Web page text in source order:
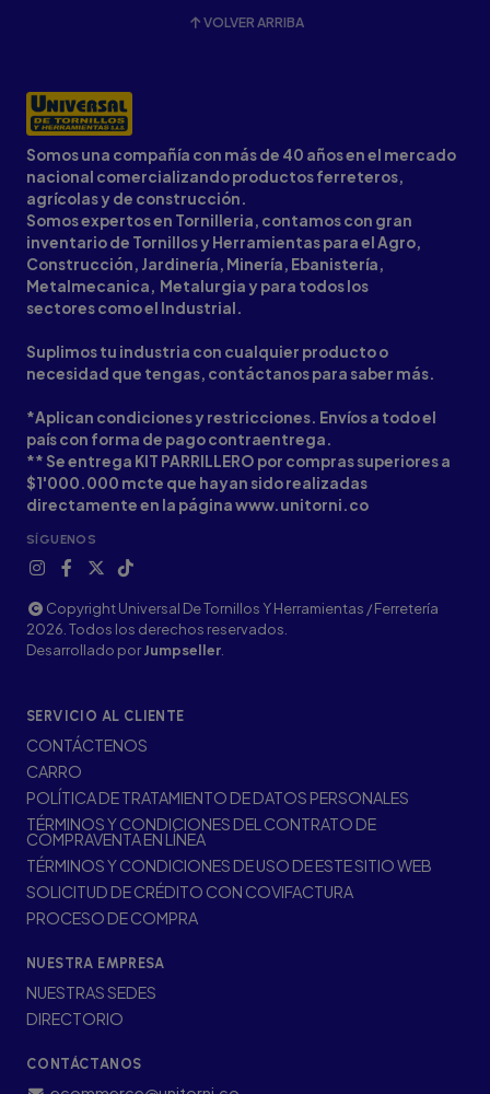
VOLVER ARRIBA
Somos una compañía con más de 40 años en el mercado
nacional comercializando productos ferreteros,
agrícolas y de construcción.
Somos expertos en Tornilleria, contamos con gran
inventario de Tornillos y Herramientas para el Agro,
Construcción, Jardinería, Minería, Ebanistería,
Metalmecanica, Metalurgia y para todos los
sectores como el Industrial.
Suplimos tu industria con cualquier producto o
necesidad que tengas, contáctanos para saber más.
*Aplican condiciones y restricciones. Envíos a todo el
país con forma de pago contraentrega.
** Se entrega KIT PARRILLERO por compras superiores a
$1'000.000 mcte que hayan sido realizadas
directamente en la página www.unitorni.co
SÍGUENOS
Copyright Universal De Tornillos Y Herramientas / Ferretería
2026. Todos los derechos reservados.
Desarrollado porJumpseller
SERVICIO AL CLIENTE
CONTÁCTENOS
CARRO
POLÍTICA DE TRATAMIENTO DE DATOS PERSONALES
TÉRMINOS Y CONDICIONES DEL CONTRATO DE
COMPRAVENTA EN LÍNEA
TÉRMINOS Y CONDICIONES DE USO DE ESTE SITIO WEB
SOLICITUD DE CRÉDITO CON COVIFACTURA
PROCESO DE COMPRA
NUESTRA EMPRESA
NUESTRAS SEDES
DIRECTORIO
CONTÁCTANOS